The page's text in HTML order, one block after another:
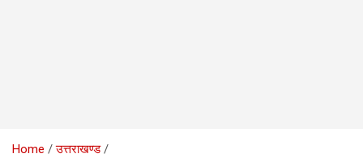
Home
उत्तराखण्ड